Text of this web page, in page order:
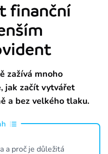
Českou národní bankou.
hodnotami, které jsou základem
českém trhu již od roku 1997 a
finanční
zažívá mnoho
jak začít vytvářet
a bez velkého tlaku.
a proč je důležitá